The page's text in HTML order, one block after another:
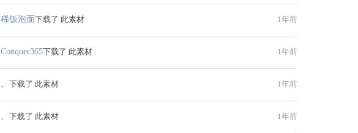
稀饭泡面下载了 此素材 1年前
Conquer365下载了 此素材 1年前
。 下载了 此素材 1年前
。 下载了 此素材 1年前